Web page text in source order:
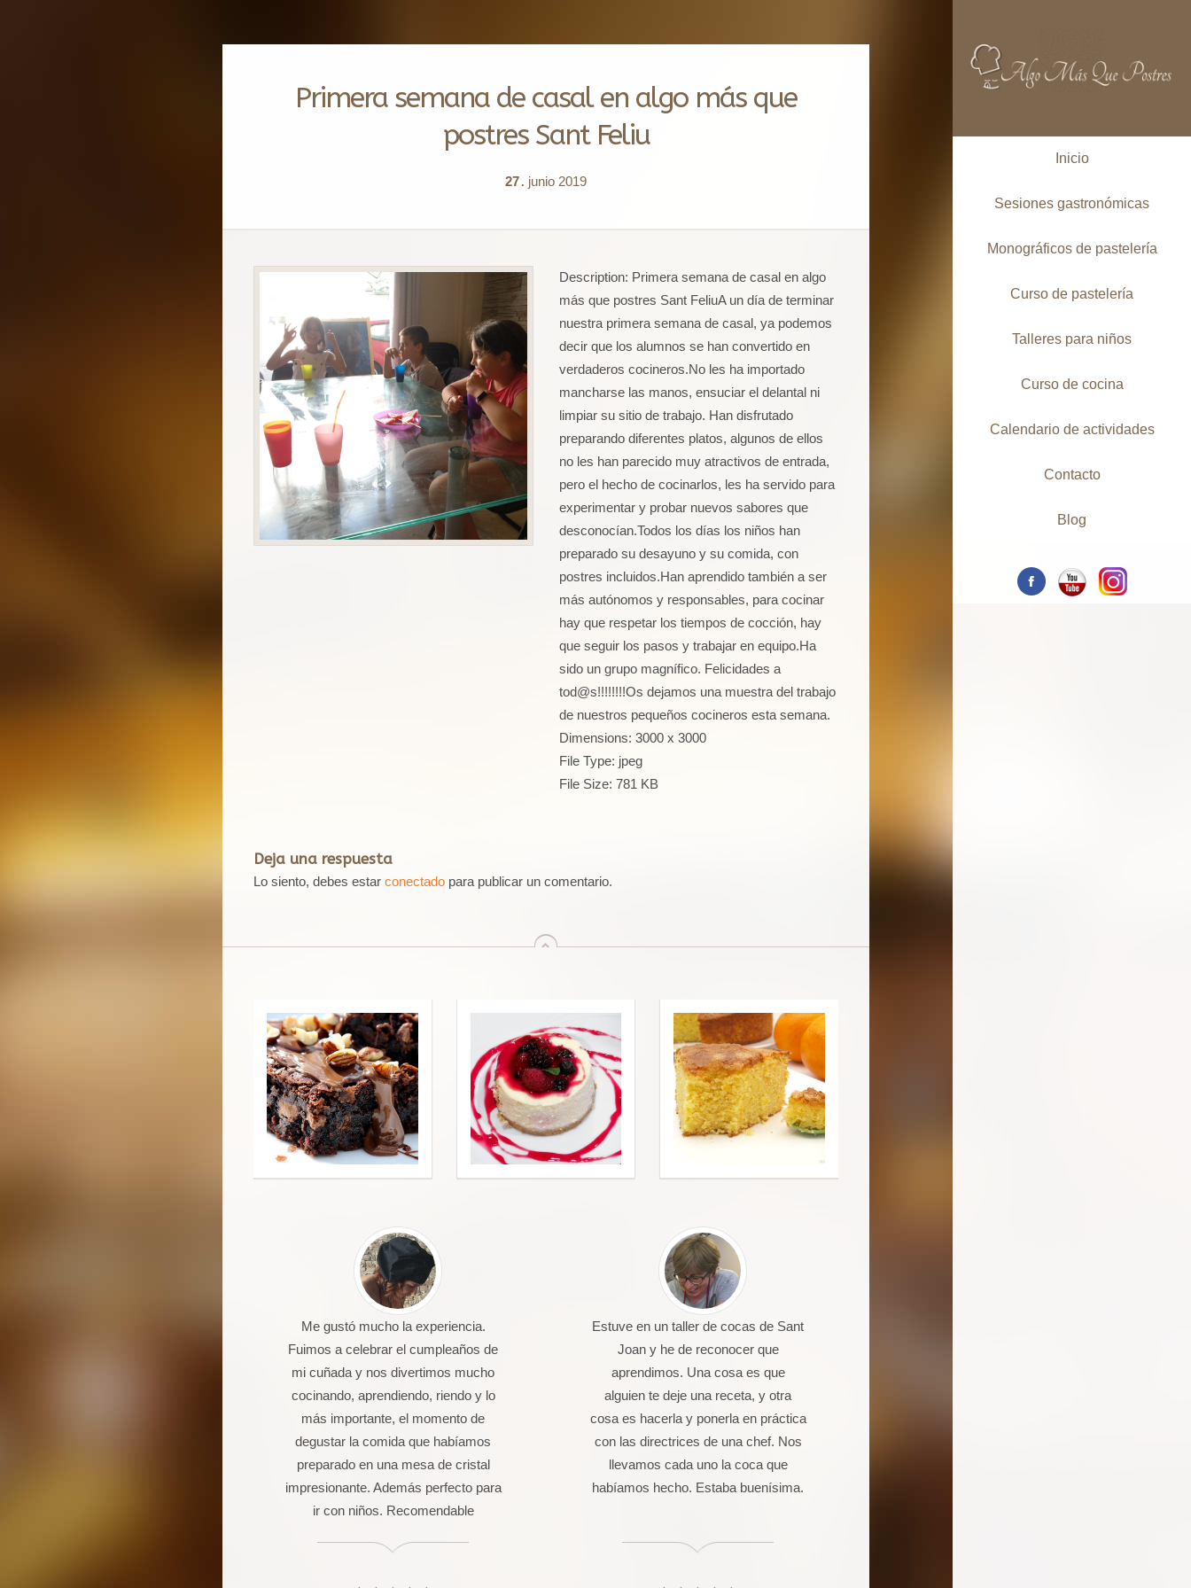
Inicio
Sesiones gastronómicas
Monográficos de pastelería
Curso de pastelería
Talleres para niños
Curso de cocina
Calendario de actividades
Contacto
Blog
Primera semana de casal en algo más que
postres Sant Feliu
27 . junio 2019
Description: Primera semana de casal en algo
más que postres Sant FeliuA un día de terminar
nuestra primera semana de casal, ya podemos
decir que los alumnos se han convertido en
verdaderos cocineros.No les ha importado
mancharse las manos, ensuciar el delantal ni
limpiar su sitio de trabajo. Han disfrutado
preparando diferentes platos, algunos de ellos
no les han parecido muy atractivos de entrada,
pero el hecho de cocinarlos, les ha servido para
experimentar y probar nuevos sabores que
desconocían.Todos los días los niños han
preparado su desayuno y su comida, con
postres incluidos.Han aprendido también a ser
más autónomos y responsables, para cocinar
hay que respetar los tiempos de cocción, hay
que seguir los pasos y trabajar en equipo.Ha
sido un grupo magnífico. Felicidades a
tod@s!!!!!!!!Os dejamos una muestra del trabajo
de nuestros pequeños cocineros esta semana.
Dimensions: 3000 x 3000
File Type: jpeg
File Size: 781 KB
Deja una respuesta
Lo siento, debes estar conectado para publicar un comentario.
arriba
Me gustó mucho la experiencia.
Fuimos a celebrar el cumpleaños de
mi cuñada y nos divertimos mucho
cocinando, aprendiendo, riendo y lo
más importante, el momento de
degustar la comida que habíamos
preparado en una mesa de cristal
impresionante. Además perfecto para
ir con niños. Recomendable
Estuve en un taller de cocas de Sant
Joan y he de reconocer que
aprendimos. Una cosa es que
alguien te deje una receta, y otra
cosa es hacerla y ponerla en práctica
con las directrices de una chef. Nos
llevamos cada uno la coca que
habíamos hecho. Estaba buenísima.